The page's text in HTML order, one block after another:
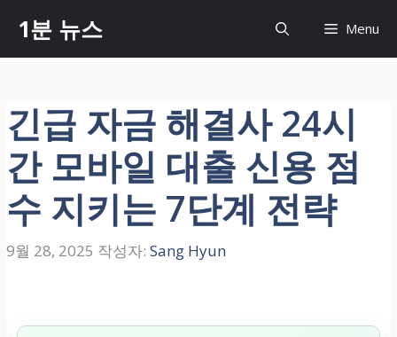
츠
너
뛰
기
1분 뉴스 Menu
긴급 자금 해결사 24시
간 모바일 대출 신용 점
수 지키는 7단계 전략
9월 28, 2025 작성자: Sang Hyun